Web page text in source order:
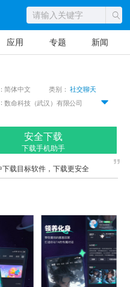
应用 专题 新闻
简体中文 类别：社交聊天
数命科技（武汉）有限公司
安全下载
下载手机助手
载目标软件，下载更安全